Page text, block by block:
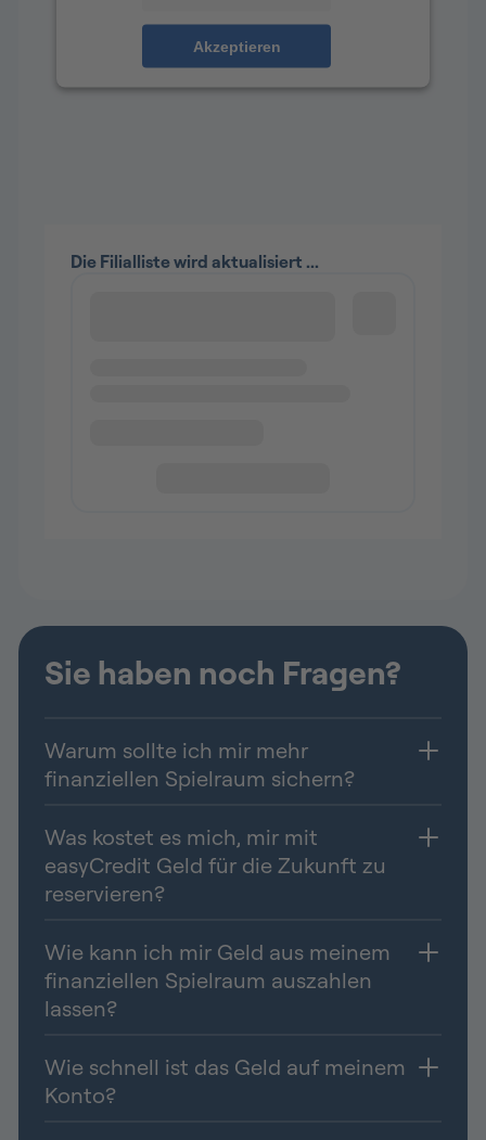
Akzeptieren
Sie haben noch Fragen?
Warum sollte ich mir mehr
finanziellen Spielraum sichern?
Was kostet es mich, mir mit
easyCredit Geld für die Zukunft zu
reservieren?
Wie kann ich mir Geld aus meinem
finanziellen Spielraum auszahlen
lassen?
Wie schnell ist das Geld auf meinem
Konto?